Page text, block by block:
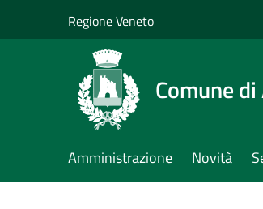
Regione Veneto
Comune
Amministrazione Novità